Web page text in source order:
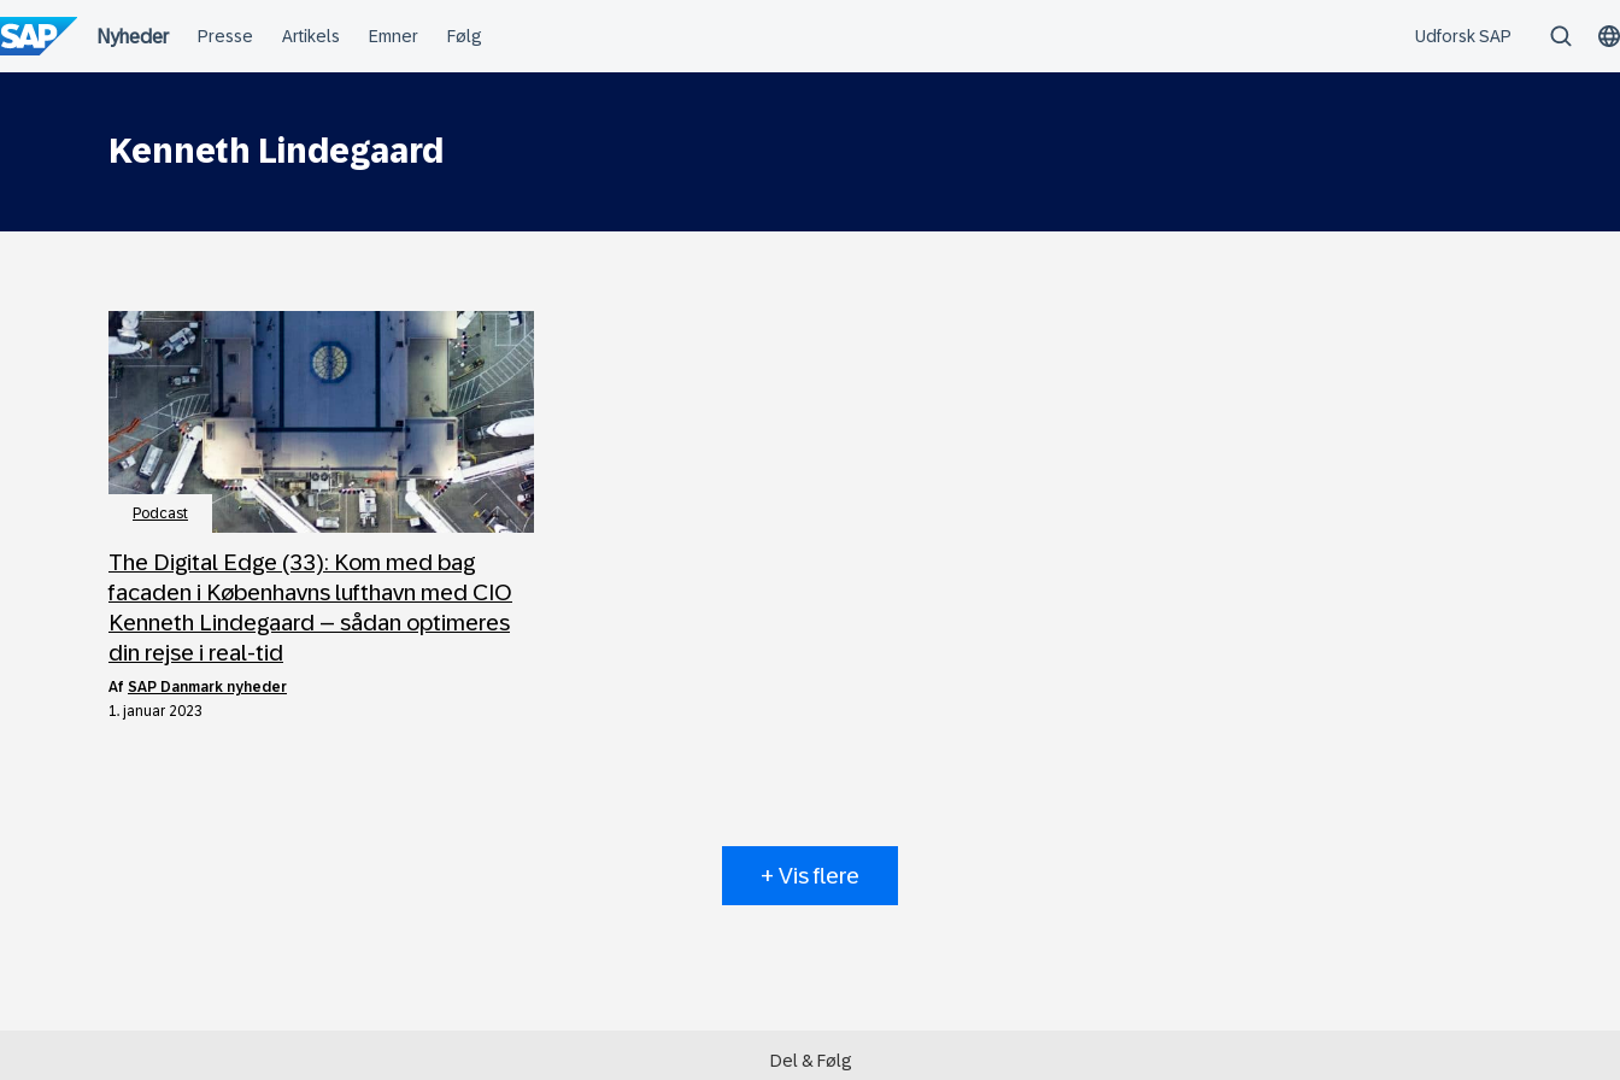
til
indholdet
Kenneth Lindegaard
Podcast
The Digital Edge (33): Kom med bag
facaden i Københavns lufthavn med CIO
Kenneth Lindegaard – sådan optimeres
din rejse i real-tid
af SAP Danmark nyheder
1. januar 2023
+ Vis flere
Del & Følg